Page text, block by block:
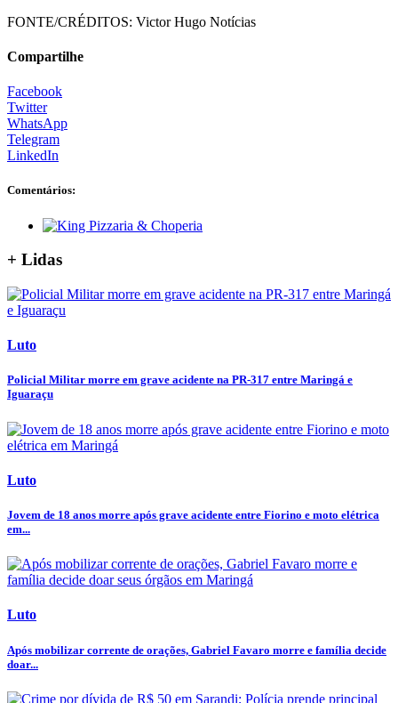
FONTE/CRÉDITOS: Victor Hugo Notícias
Compartilhe
Facebook
Twitter
WhatsApp
Telegram
LinkedIn
Comentários:
+ Lidas
Luto
Policial Militar morre em grave acidente na PR-317 entre Maringá e
Iguaraçu
Luto
Jovem de 18 anos morre após grave acidente entre Fiorino e moto elétrica
em...
Luto
Após mobilizar corrente de orações, Gabriel Favaro morre e família decide
doar...